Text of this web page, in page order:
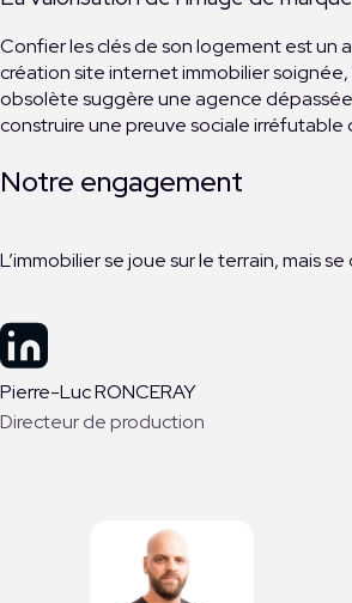
Confier les clés de son logement est un
création site internet immobilier soignée,
obsolète suggère une agence
construire une preuve sociale irréfutable
Notre engagement
L’immobilier se joue sur le terrain, mais
Pierre-Luc RONCERAY
Directeur de production